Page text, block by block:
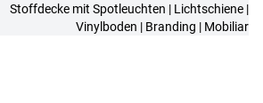
Stoffdecke mit Spotleuchten | Lichtschiene |
Vinylboden | Branding | Mobiliar